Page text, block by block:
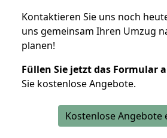
Kontaktieren Sie uns noch
uns gemeinsam Ihren Umzug
planen!
Füllen Sie jetzt das Formular
Sie kostenlose Angebote.
Kostenlose Angebote